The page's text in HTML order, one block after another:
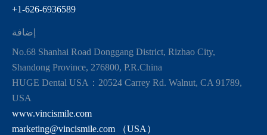
+1-626-6936589
إضافة
No.68 Shanhai Road Donggang District, Rizhao City,
Shandong Province, 276800, P.R.China
HUGE Dental USA：20524 Carrey Rd. Walnut, CA 91789,
USA
www.vincismile.com
marketing@vincismile.com （USA）